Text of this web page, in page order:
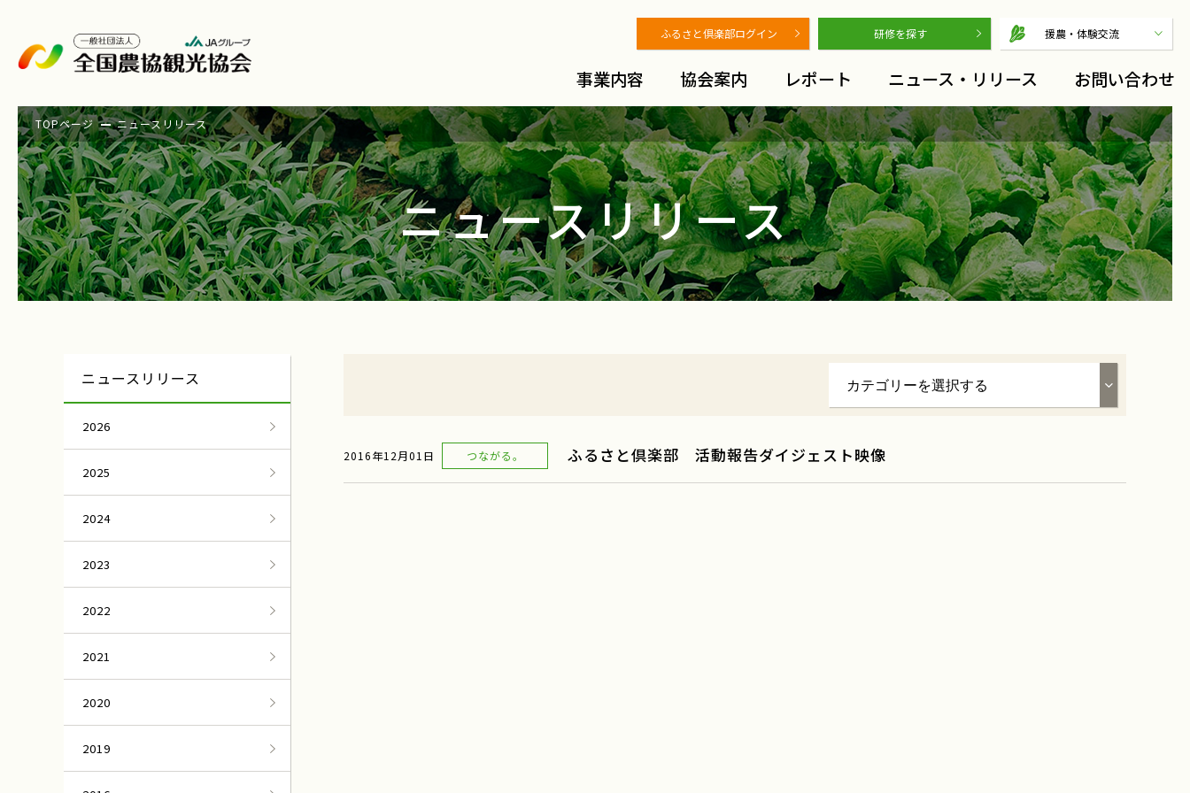
ふるさと倶楽部ログイン 研修を探す 援農・体験交流
事業内容 協会案内 レポート ニュース・リリース お問い合わせ
TOPページ ニュースリリース
ニュースリリース
2016年12月01日 つながる。 ふるさと倶楽部 活動報告ダイジェスト映像
ニュースリリース
2026
2025
2024
2023
2022
2021
2020
2019